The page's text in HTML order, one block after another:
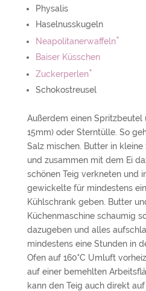
Physalis
Haselnusskugeln
Neapolitanerwaffeln*
Baiser Küsschen
Zuckerperlen*
Schokostreusel
Außerdem einen Spritzbeutel
15mm) oder Sterntülle. So
Salz mischen. Butter in
und zusammen mit dem Ei
schönen Teig verkneten und
gewickelte für mindestens
Kühlschrank geben. Butter
Küchenmaschine schaumig
dazugeben und alles
mindestens eine Stunden in
Ofen auf 160°C Umluft
auf einer bemehlten
kann den Teig auch direkt